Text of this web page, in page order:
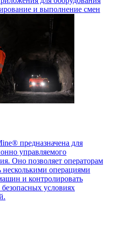
и выполнение смен
предназначена для
управляемого
Оно позволяет операторам
несколькими операциями
и контролировать
условиях